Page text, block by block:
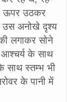
ऊपर उठकर
उस अनोखे दृश्य
लगाकर सोने
के साथ
स्तम्भ भी
के पानी में